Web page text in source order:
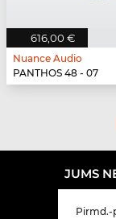
616,00 €
Nuance Audio
PANTHOS 48 - 07
JUMS
Pirmd.-